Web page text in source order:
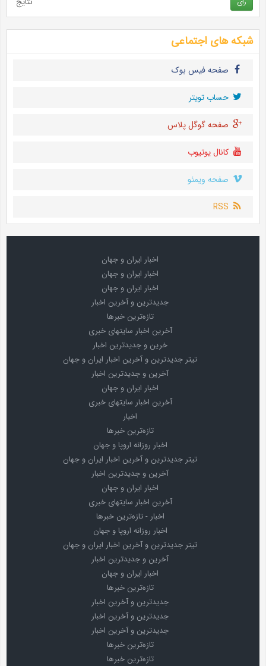
شبکه های اجتماعی
صفحه فیس بوک
حساب تويتر
صفحه گوگل پلاس
کانال یوتیوب
صفحه ویمئو
RSS
اخبار ایران و جهان
اخبار ایران و جهان
اخبار ایران و جهان
جدیدترین و آخرین اخبار
تازه‌ترین خبرها
آخرین اخبار سایتهای خبری
خرین و جدیدترین اخبار
تیتر جدیدترین و آخرین اخبار ایران و جهان
آخرین و جدیدترین اخبار
اخبار ایران و جهان
آخرین اخبار سایتهای خبری
اخبار
تازه‌ترین خبرها
اخبار روزانه اروپا و جهان
تیتر جدیدترین و آخرین اخبار ایران و جهان
آخرین و جدیدترین اخبار
اخبار ایران و جهان
آخرین اخبار سایتهای خبری
اخبار - تازه‌ترین خبرها
اخبار روزانه اروپا و جهان
تیتر جدیدترین و آخرین اخبار ایران و جهان
آخرین و جدیدترین اخبار
اخبار ایران و جهان
تازه‌ترین خبرها
جدیدترین و آخرین اخبار
جدیدترین و آخرین اخبار
جدیدترین و آخرین اخبار
تازه‌ترین خبرها
تازه‌ترین خبرها